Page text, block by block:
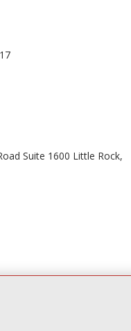
Suite 1600 Little Rock,